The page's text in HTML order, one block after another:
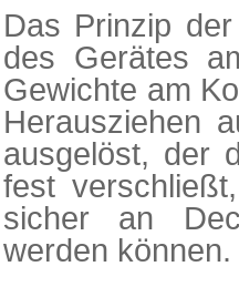
Das Prinzip
des Gerätes
Gewichte am
Herausziehen
ausgelöst, der
fest
sicher an
werden können.